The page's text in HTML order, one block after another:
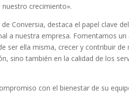
crecimiento».
Conversia, destaca el papel clave
a nuestra empresa. Fomentamos
ser ella misma, crecer y contribuir
sino también en la calidad de los
con el bienestar de su